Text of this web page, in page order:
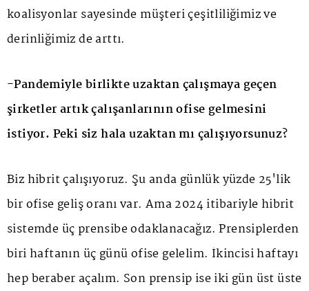
koalisyonlar sayesinde müşteri çeşitliliğimiz ve
derinliğimiz de arttı.
-Pandemiyle birlikte uzaktan çalışmaya geçen
şirketler artık çalışanlarının ofise gelmesini
istiyor. Peki siz hala uzaktan mı çalışıyorsunuz?
Biz hibrit çalışıyoruz. Şu anda günlük yüzde 25'lik
bir ofise geliş oranı var. Ama 2024 itibariyle hibrit
sistemde üç prensibe odaklanacağız. Prensiplerden
biri haftanın üç günü ofise gelelim. İkincisi haftayı
hep beraber açalım. Son prensip ise iki gün üst üste